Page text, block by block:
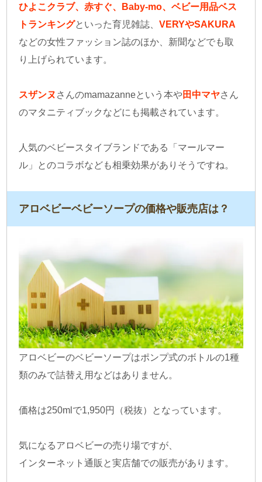
ひよこクラブ、赤すぐ、Baby-mo、ベビー用品ベス
トランキングといった育児雑誌、VERYやSAKURA
などの女性ファッション誌のほか、新聞などでも取
り上げられています。
スザンヌ さんのmamazanneという本や田中マヤさん
のマタニティブックなどにも掲載されています。
人気のベビースタイブランドである「マールマー
ル」とのコラボなども相乗効果がありそうですね。
アロベビーベビーソープの価格や販売店は？
アロベビーのベビーソープはポンプ式のボトルの1種
類のみで詰替え用などはありません。
価格は250mlで1,950円（税抜）となっています。
気になるアロベビーの売り場ですが、
インターネット通販と実店舗での販売があります。